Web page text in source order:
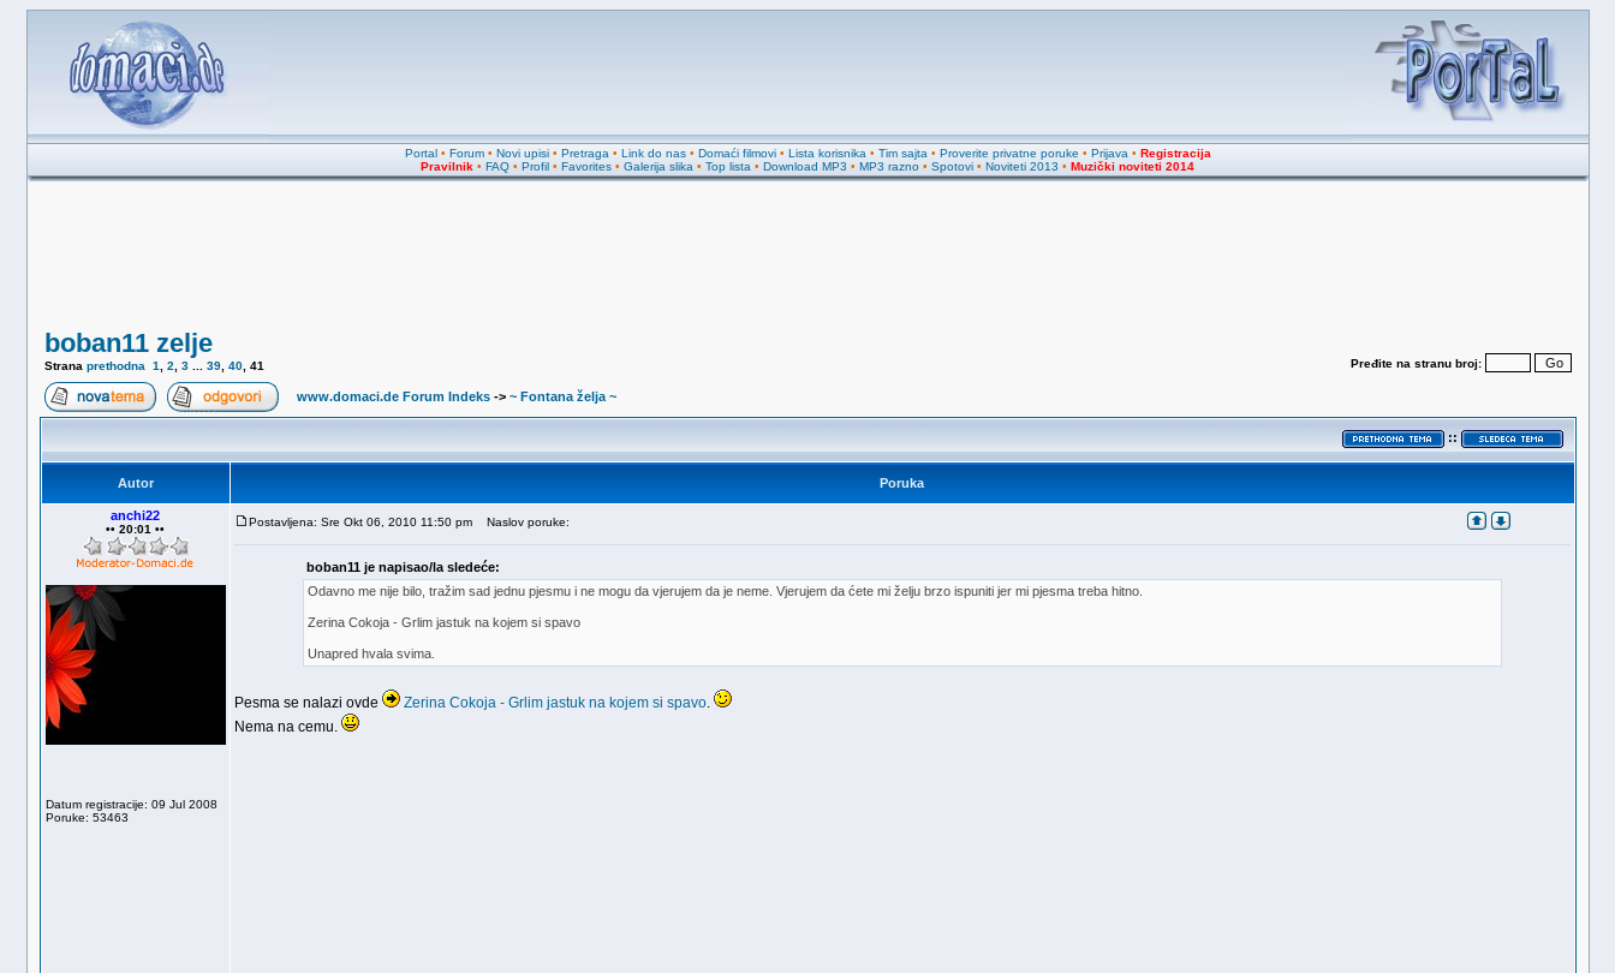
Portal• Forum• Novi upisi• Pretraga • Link do nas• Domaći filmovi• Lista korisnika • Tim sajta • Proverite privatne poruke • Prijava • Registracija
Pravilnik • FAQ • Profil • Favorites • Galerija slika • Top lista • Download MP3 • MP3 razno • Spotovi • Noviteti 2013 • Muzički noviteti 2014
boban11 zelje
Strana prethodna 1 2 3... 39, 40, 41 Pređite na stranu broj:
www.domaci.de Forum Indeks-> ~ Fontana želja ~
::
Autor Poruka
anchi22
•• 20:01 ••
Datum registracije: 09 Jul 2008
Poruke: 53463
Postavljena: Sre Okt 06, 2010 11:50 pm Naslov poruke:
boban11 je napisao/la sledeće:
Odavno me nije bilo, tražim sad jednu pjesmu i ne mogu da vjerujem da je neme. Vjerujem da ćete mi želju brzo ispuniti jer mi pjesma treba hitno.
Zerina Cokoja - Grlim jastuk na kojem si spavo
Unapred hvala svima.
Pesma se nalazi ovde Zerina Cokoja - Grlim jastuk na kojem si spavo.
Nema na cemu.